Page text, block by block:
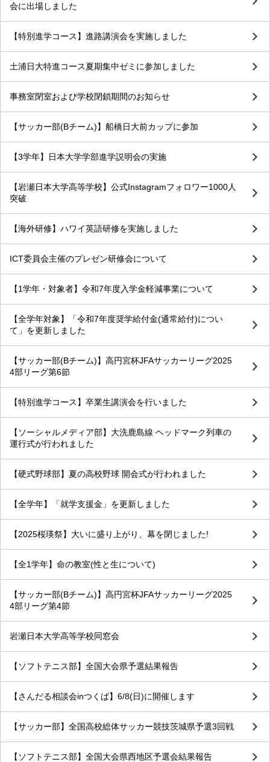
会に出場しました
【特別進学コース】進路講演会を実施しました
土浦日大特進コース夏期集中ゼミに参加しました
事務室閉室および学校閉鎖期間のお知らせ
【サッカー部(Bチーム)】船橋日大前カップに参加
【3学年】日本大学学部進学説明会の実施
【岩瀬日本大学高等学校】公式Instagramフォロワー1000人
突破
【海外研修】ハワイ英語研修を実施しました
ICT委員会主催のプレゼン研修会について
【1学年・対象者】令和7年度入学金軽減事業について
【全学年対象】「令和7年度奨学給付金(通常給付)につい
て」を更新しました
【サッカー部(Bチーム)】高円宮杯JFAサッカーリーグ2025
4部リーグ第6節
【特別進学コース】卒業生講演会を行いました
【ソーシャルメディア部】大洗鹿島線 ヘッドマーク列車の
運行式が行われました
【硬式野球部】夏の高校野球 開会式が行われました
【全学年】「就学支援金」を更新しました
【2025桜瑛祭】大いに盛り上がり、幕を閉じました!
【全1学年】命の教室(性と生について)
【サッカー部(Bチーム)】高円宮杯JFAサッカーリーグ2025
4部リーグ第4節
岩瀬日本大学高等学校同窓会
【ソフトテニス部】全国大会県予選結果報告
【さんだる相談会inつくば】6/8(日)に開催します
【サッカー部】全国高校総体サッカー競技茨城県予選3回戦
【ソフトテニス部】全国大会県西地区予選会結果報告